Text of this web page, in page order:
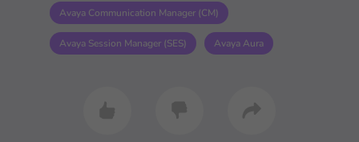
Avaya Communication Manager (CM)
Avaya Session Manager (SES) Avaya Aura